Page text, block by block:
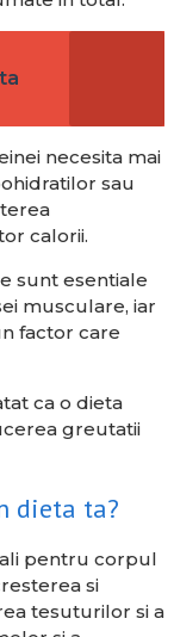
necesita mai
sau
calorii.
sunt esentiale
musculare, iar
factor care
ca o dieta
greutatii
dieta ta?
pentru corpul
si
tesuturilor si a